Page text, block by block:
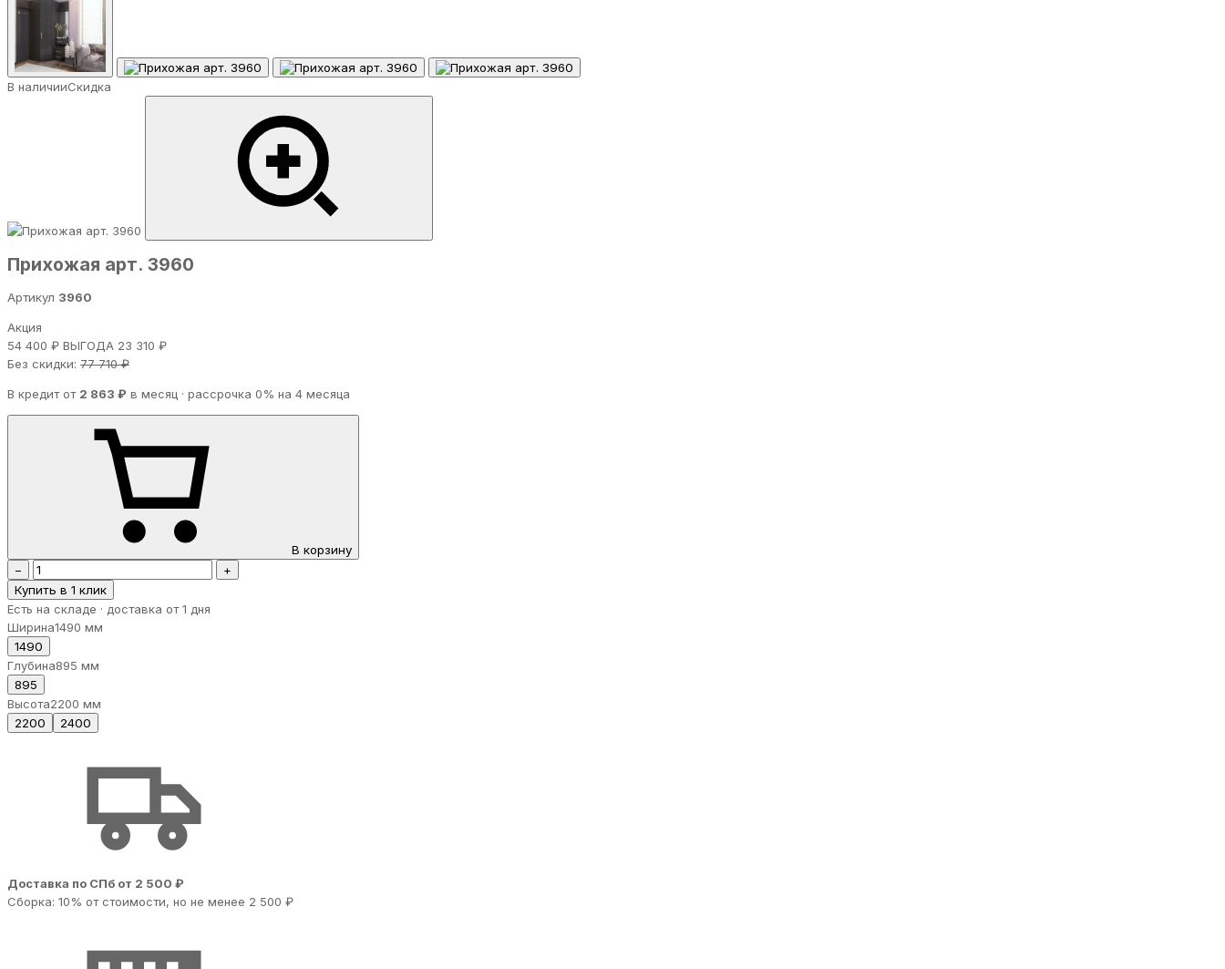
В наличииСкидка
Прихожая арт. 3960
Артикул 3960
Акция
54 400 ₽ ВЫГОДА 23 310 ₽
Без скидки: 77 710 ₽
В кредит от 2 863 ₽ в месяц · рассрочка 0% на 4 месяца
В корзину
−
+
Купить в 1 клик
Есть на складе · доставка от 1 дня
Ширина1490 мм
1490
Глубина895 мм
895
Высота2200 мм
2200
2400
Доставка по СПб от 2 500 ₽
Сборка: 10% от стоимости, но не менее 2 500 ₽